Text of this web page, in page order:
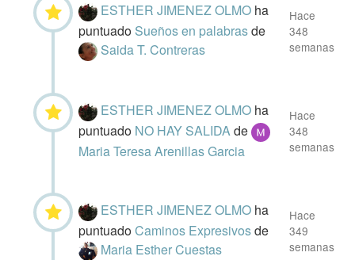
ESTHER JIMENEZ OLMO ha
puntuado Sueños en palabrasde
Saida T. Contreras
Hace
348
semanas
ESTHER JIMENEZ OLMO ha
puntuado NO HAY SALIDAde
Maria Teresa Arenillas Garcia
Hace
348
semanas
ESTHER JIMENEZ OLMO ha
puntuadoCaminos Expresivosde
Maria Esther Cuestas
Hace
349
semanas